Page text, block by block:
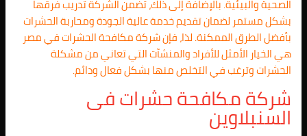
الصحية والبيئية. بالإضافة إلى ذلك، تضمن الشركة تدريب فرقها
بشكل مستمر لضمان تقديم خدمة عالية الجودة ومحاربة الحشرات
بأفضل الطرق الممكنة. لذا، فإن شركة مكافحة الحشرات في مصر
هي الخيار الأمثل للأفراد والمنشآت التي تعاني من مشكلة
الحشرات وترغب في التخلص منها بشكل فعال ودائم.
شركة مكافحة حشرات فى
السنبلاوين